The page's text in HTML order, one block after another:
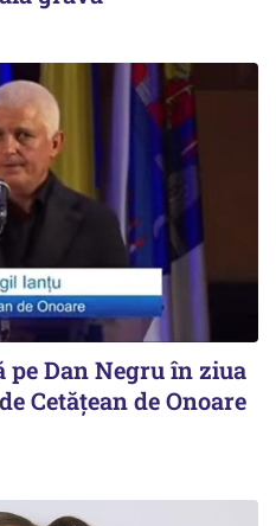
Dan Negru în ziua
Cetățean de Onoare